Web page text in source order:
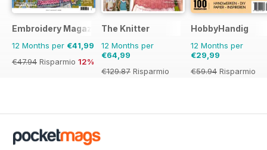
Embroidery Magazine
12 Months per €41,99
€47.94 Risparmio 12%
The Knitter
12 Months per
€64,99
€129.87 Risparmio
HobbyHandig
12 Months per
€29,99
€59.94 Risparmio